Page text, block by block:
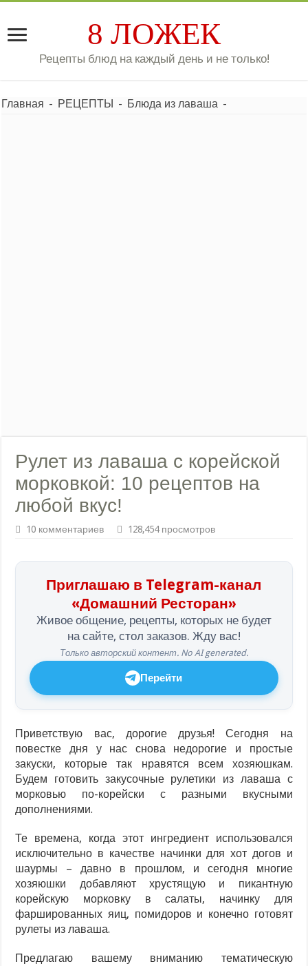
8 ЛОЖЕК
Рецепты блюд на каждый день и не только!
Главная - РЕЦЕПТЫ - Блюда из лаваша -
Рулет из лаваша с корейской
морковкой: 10 рецептов на
любой вкус!
10 комментариев 128,454 просмотров
Приглашаю в Telegram-канал
«Домашний Ресторан»
Живое общение, рецепты, которых не будет
на сайте, стол заказов. Жду вас!
Только авторский контент. No AI generated.
Перейти
Приветствую вас, дорогие друзья! Сегодня на
повестке дня у нас снова недорогие и простые
закуски, которые так нравятся всем хозяюшкам.
Будем готовить закусочные рулетики из лаваша с
морковью по-корейски с разными вкусными
дополнениями.
Те времена, когда этот ингредиент использовался
исключительно в качестве начинки для хот догов и
шаурмы – давно в прошлом, и сегодня многие
хозяюшки добавляют хрустящую и пикантную
корейскую морковку в салаты, начинку для
фаршированных яиц, помидоров и конечно готовят
рулеты из лаваша.
Предлагаю вашему вниманию тематическую